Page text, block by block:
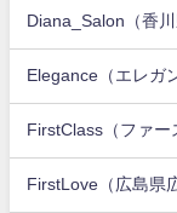
Diana_Salon（香川
Elegance（エレガ
FirstClass（ファー
FirstLove（広島県